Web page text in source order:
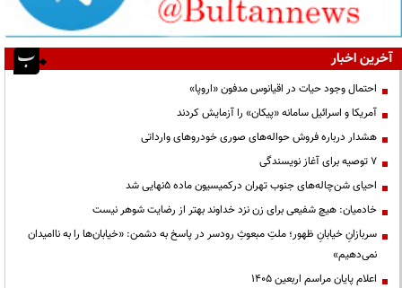
آخرین اخبار
احتمال وجود حیات در اقیانوس مدفون «اروپا»
آمریکا و اسرائیل سامانه «پیکان» را آزمایش کردند
هشدار درباره فروش حواله‌های صوری خودروهای وارداتی
۷ توصیه برای آغاز نویسندگی
احیای شن‌چاله‌های جنوب تهران درکمیسیون ماده ۵نهایی شد
خادمیان: هیچ شفیعی برای زن نزد خداوند بهتر از رضایت شوهر نیست
سربازانِ خیابانِ ظهور؛ ملتِ مبعوثِ رودسر در پاسخ به دشمن: «خیابان‌ها را به ناامیدان
نمی‌دهیم»
اعلام پایان مراسم اربعین ۱۴۰۵